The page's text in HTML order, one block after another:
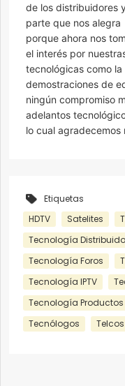
de los distribuidores
parte que nos alegra
porque ahora nos
el interés por
tecnológicas como
demostraciones de
ningún compromiso
adelantos
lo cual agradecemos
Etiquetas
HDTV
Satelites
Tecnología
Tecnología Foros
Tecnología IPTV
Tecnología Productos
Tecnólogos
Telcos